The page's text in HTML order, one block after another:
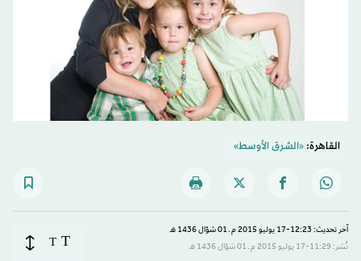
القاهرة:«الشرق الأوسط»
آخر تحديث: 12:23-17 يوليو 2015 م ـ 01 شوّال 1436 هـ
نُشر: 11:29-17 يوليو 2015 م ـ 01 شوّال 1436 هـ
T
T